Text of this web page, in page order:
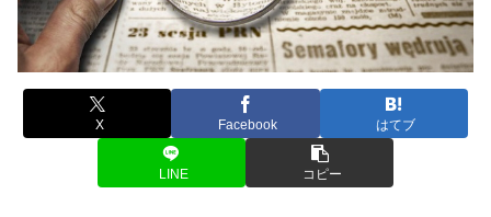
X Facebook はてブ
LINE コピー